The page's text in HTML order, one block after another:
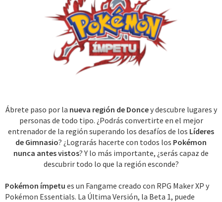
Ábrete paso por la nueva región de Doncey descubre lugares y
personas de todo tipo. ¿Podrás convertirte en el mejor
entrenador de la región superando los desafíos de los Líderes
de Gimnasio? ¿Lograrás hacerte con todos los Pokémon
nunca antes vistos? Y lo más importante, ¿serás capaz de
descubrir todo lo que la región esconde?​
Pokémon ímpetu es un Fangame creado con RPG Maker XP y
Pokémon Essentials. La Última Versión, la Beta 1, puede